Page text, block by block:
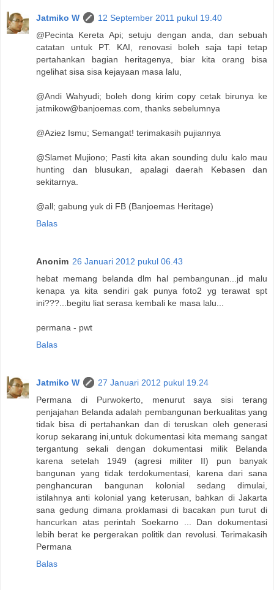
Jatmiko W
12 September 2011 pukul 19.40
@Pecinta Kereta Api; setuju dengan anda, dan sebuah
catatan untuk PT. KAI, renovasi boleh saja tapi tetap
pertahankan bagian heritagenya, biar kita orang bisa
ngelihat sisa sisa kejayaan masa lalu,
@Andi Wahyudi; boleh dong kirim copy cetak birunya ke
jatmikow@banjoemas.com, thanks sebelumnya
@Aziez Ismu; Semangat! terimakasih pujiannya
@Slamet Mujiono; Pasti kita akan sounding dulu kalo mau
hunting dan blusukan, apalagi daerah Kebasen dan
sekitarnya.
@all; gabung yuk di FB (Banjoemas Heritage)
Balas
Anonim 26 Januari 2012 pukul 06.43
hebat memang belanda dlm hal pembangunan...jd malu
kenapa ya kita sendiri gak punya foto2 yg terawat spt
ini???...begitu liat serasa kembali ke masa lalu...
permana - pwt
Balas
Jatmiko W
27 Januari 2012 pukul 19.24
Permana di Purwokerto, menurut saya sisi terang
penjajahan Belanda adalah pembangunan berkualitas yang
tidak bisa di pertahankan dan di teruskan oleh generasi
korup sekarang ini,untuk dokumentasi kita memang sangat
tergantung sekali dengan dokumentasi milik Belanda
karena setelah 1949 (agresi militer II) pun banyak
bangunan yang tidak terdokumentasi, karena dari sana
penghancuran bangunan kolonial sedang dimulai,
istilahnya anti kolonial yang keterusan, bahkan di Jakarta
sana gedung dimana proklamasi di bacakan pun turut di
hancurkan atas perintah Soekarno ... Dan dokumentasi
lebih berat ke pergerakan politik dan revolusi. Terimakasih
Permana
Balas